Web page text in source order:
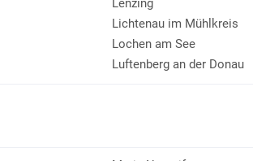
Lenzing
Lichtenau im Mühlkreis
Lochen am See
Luftenberg an der Donau